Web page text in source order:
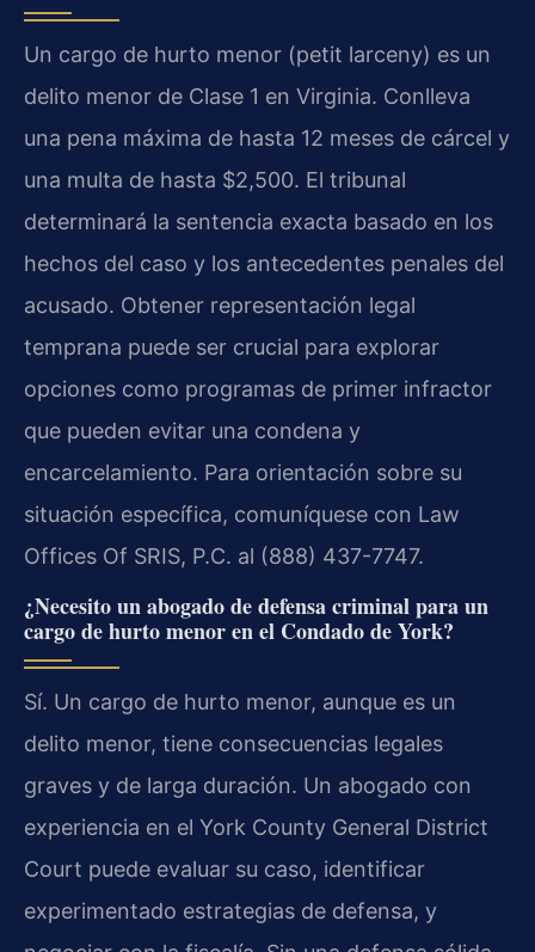
Un cargo de hurto menor (petit larceny) es un
delito menor de Clase 1 en Virginia. Conlleva
una pena máxima de hasta 12 meses de cárcel y
una multa de hasta $2,500. El tribunal
determinará la sentencia exacta basado en los
hechos del caso y los antecedentes penales del
acusado. Obtener representación legal
temprana puede ser crucial para explorar
opciones como programas de primer infractor
que pueden evitar una condena y
encarcelamiento. Para orientación sobre su
situación específica, comuníquese con Law
Offices Of SRIS, P.C. al (888) 437-7747.
¿Necesito un abogado de defensa criminal para un
cargo de hurto menor en el Condado de York?
Sí. Un cargo de hurto menor, aunque es un
delito menor, tiene consecuencias legales
graves y de larga duración. Un abogado con
experiencia en el York County General District
Court puede evaluar su caso, identificar
experimentado estrategias de defensa, y